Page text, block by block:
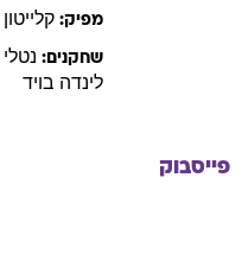
מפיק: קלייטון
שחקנים: נטלי
לינדה בויד
פייסבוק